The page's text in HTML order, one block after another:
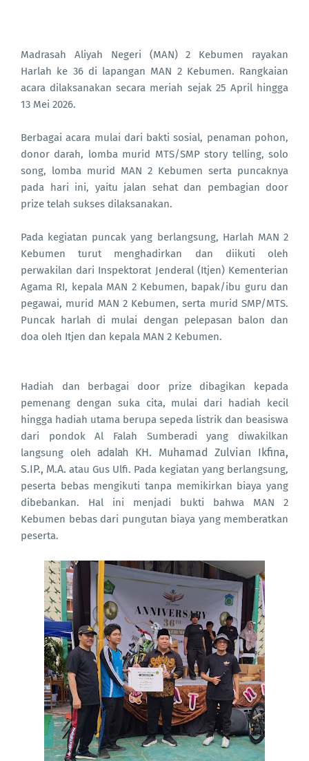
Madrasah Aliyah Negeri (MAN) 2 Kebumen rayakan
Harlah ke 36 di lapangan MAN 2 Kebumen. Rangkaian
acara dilaksanakan secara meriah sejak 25 April hingga
13 Mei 2026.
Berbagai acara mulai dari bakti sosial, penaman pohon,
donor darah, lomba murid MTS/SMP story telling, solo
song, lomba murid MAN 2 Kebumen serta puncaknya
pada hari ini, yaitu jalan sehat dan pembagian door
prize telah sukses dilaksanakan.
Pada kegiatan puncak yang berlangsung, Harlah MAN 2
Kebumen turut menghadirkan dan diikuti oleh
perwakilan dari Inspektorat Jenderal (Itjen) Kementerian
Agama RI, kepala MAN 2 Kebumen, bapak/ibu guru dan
pegawai, murid MAN 2 Kebumen, serta murid SMP/MTS.
Puncak harlah di mulai dengan pelepasan balon dan
doa oleh Itjen dan kepala MAN 2 Kebumen.
Hadiah dan berbagai door prize dibagikan kepada
pemenang dengan suka cita, mulai dari hadiah kecil
hingga hadiah utama berupa sepeda listrik dan beasiswa
dari pondok Al Falah Sumberadi yang diwakilkan
langsung olehadalah KH. Muhamad Zulvian Ikfina,
S.IP., M.A. atau Gus Ulfi. Pada kegiatan yang berlangsung,
peserta bebas mengikuti tanpa memikirkan biaya yang
dibebankan. Hal ini menjadi bukti bahwa MAN 2
Kebumen bebas dari pungutan biaya yang memberatkan
peserta.